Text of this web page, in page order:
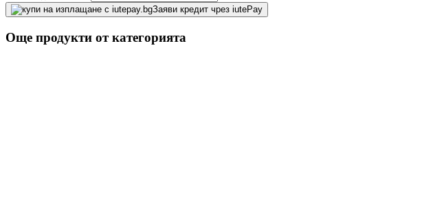
Заяви кредит чрез iutePay
Още продукти от категорията